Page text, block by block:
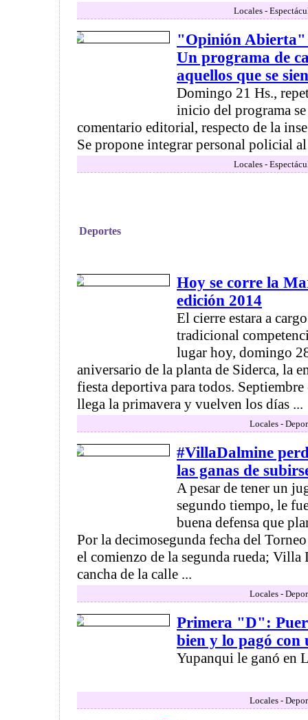
Locales -
"Opinión Abierta"
Un programa de
aquellos que se
Domingo 21 Hs.,
inicio del programa
comentario editorial, respecto de la
Se propone integrar personal policial
Locales -
Deportes
Hoy se corre la
edición 2014
El cierre estara a
tradicional
lugar hoy, domingo
aniversario de la planta de Siderca, la
fiesta deportiva para todos. Septiembre
llega la primavera y vuelven los días ...
Locales -
#VillaDalmine
las ganas de
A pesar de tener un
segundo tiempo, le
buena defensa que
Por la decimosegunda fecha del
el comienzo de la segunda rueda; Villa
cancha de la calle ...
Locales -
Primera "D":
bien y lo pagó con
Yupanqui le ganó en
Locales -